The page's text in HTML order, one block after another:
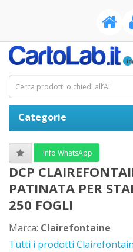
Categorie
Info WhatsApp
DCP
PATINATA PER
250 FOGLI
Marca: Clairefontaine
Tutti i prodotti